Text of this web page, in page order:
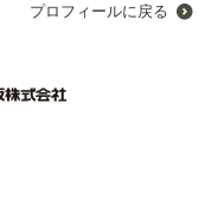
プロフィールに戻る